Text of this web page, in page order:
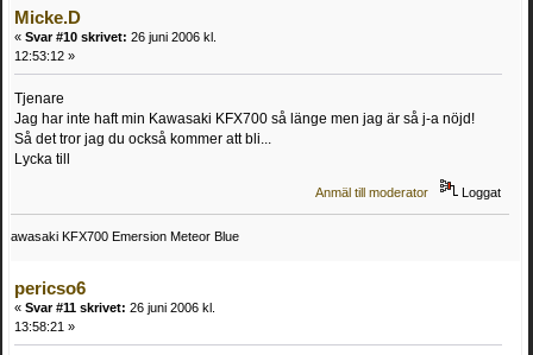
Micke.D
« Svar #10 skrivet: 26 juni 2006 kl.
12:53:12 »
Tjenare
Jag har inte haft min Kawasaki KFX700 så länge men jag är så j-a nöjd!
Så det tror jag du också kommer att bli...
Lycka till
Anmäl till moderator Loggat
awasaki KFX700 Emersion Meteor Blue
pericso6
« Svar #11 skrivet: 26 juni 2006 kl.
13:58:21 »